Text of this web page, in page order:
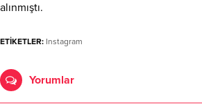
alınmıştı.
ETİKETLER: Instagram
Yorumlar